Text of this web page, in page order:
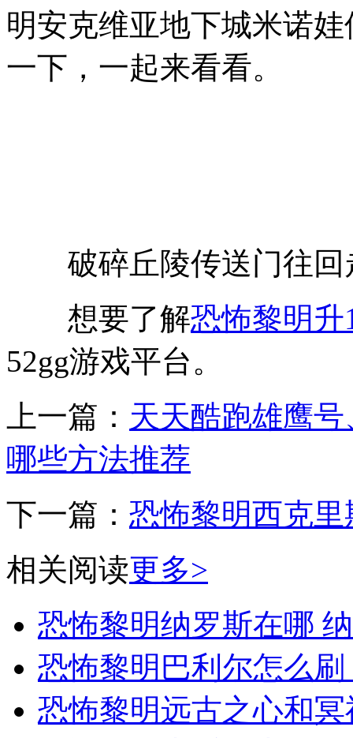
明安克维亚地下城米诺
一下，一起来看看。
破碎丘陵传送门往回
想要了解恐怖黎明
52gg游戏平台。
上一篇： 天天酷跑雄鹰
哪些方法推荐
下一篇： 恐怖黎明西克
相关阅读更多>
恐怖黎明纳罗斯在哪
恐怖黎明巴利尔怎么
恐怖黎明远古之心和